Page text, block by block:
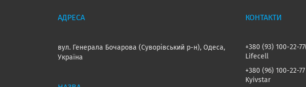
вул. Генерала Бочарова (Суворівський р-н), Одеса,
Україна
+380 (93) 100-22-77
Lifecell
+380 (96) 100-22-77
Kyivstar